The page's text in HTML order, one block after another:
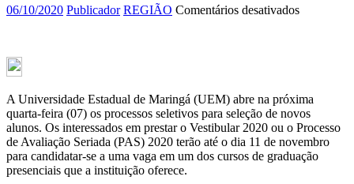
06/10/2020 Publicador REGIÃO Comentários desativadosem
e
PAS
A Universidade Estadual de Maringá (UEM) abre na próxima
quarta-feira (07) os processos seletivos para seleção de novos
alunos. Os interessados em prestar o Vestibular 2020 ou o Processo
de Avaliação Seriada (PAS) 2020 terão até o dia 11 de novembro
para candidatar-se a uma vaga em um dos cursos de graduação
presenciais que a instituição oferece.